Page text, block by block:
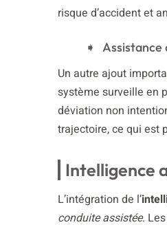
risque d’accident et
Assistance
Un autre ajout
système surveille en
déviation non
trajectoire, ce qui est
Intelligence
L’intégration de l’
conduite assistée.